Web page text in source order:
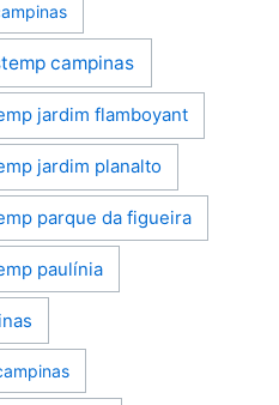
campinas
jardim flamboyant
jardim planalto
parque da figueira
paulínia